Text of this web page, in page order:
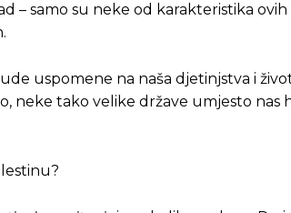
– samo su neke od karakteristika ovih
uspomene na naša djetinjstva i
neke tako velike države umjesto nas